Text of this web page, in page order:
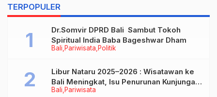
TERPOPULER
Bali Pariwisata Politik
Dr.Somvir DPRD Bali Sambut Tokoh
Spiritual India Baba Bageshwar Dham
Bali Pariwisata
Libur Nataru 2025–2026 : Wisatawan ke
Bali Meningkat, Isu Penurunan Kunjungan
Tidak Benar